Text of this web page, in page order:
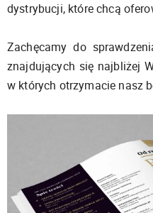
dystrybucji, które chcą
Zachęcamy do
znajdujących się najbliżej
w których otrzymacie nasz